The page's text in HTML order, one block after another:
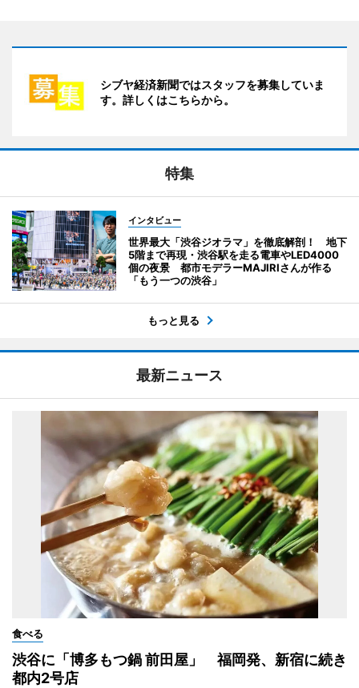
シブヤ経済新聞ではスタッフを募集していま
す。詳しくはこちらから。
特集
インタビュー
世界最大「渋谷ジオラマ」を徹底解剖！ 地下
5階まで再現・渋谷駅を走る電車やLED4000
個の夜景 都市モデラーMAJIRIさんが作る
「もう一つの渋谷」
もっと見る
最新ニュース
食べる
渋谷に「博多もつ鍋 前田屋」 福岡発、新宿に続き
都内2号店